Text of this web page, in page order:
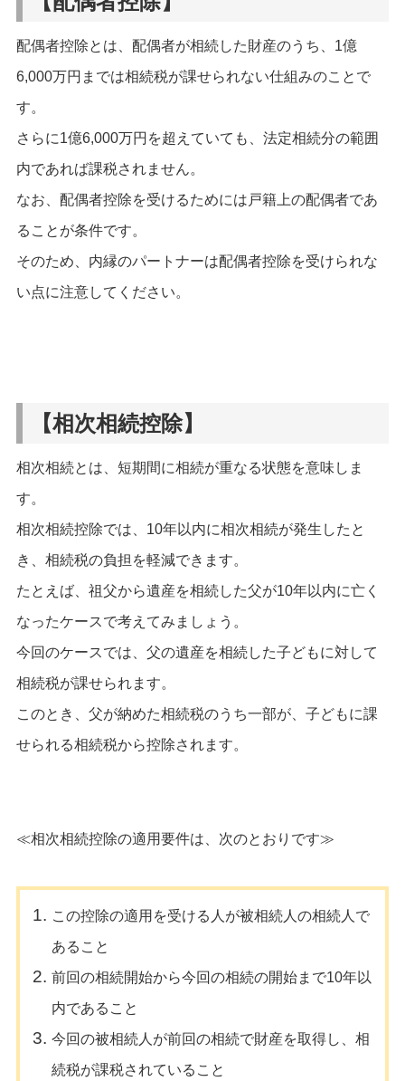
配偶者控除とは、配偶者が相続した財産のうち、1億
6,000万円までは相続税が課せられない仕組みのことで
す。
さらに1億6,000万円を超えていても、法定相続分の範囲
内であれば課税されません。
なお、配偶者控除を受けるためには戸籍上の配偶者であ
ることが条件です。
そのため、内縁のパートナーは配偶者控除を受けられな
い点に注意してください。
【相次相続控除】
相次相続とは、短期間に相続が重なる状態を意味しま
す。
相次相続控除では、10年以内に相次相続が発生したと
き、相続税の負担を軽減できます。
たとえば、祖父から遺産を相続した父が10年以内に亡く
なったケースで考えてみましょう。
今回のケースでは、父の遺産を相続した子どもに対して
相続税が課せられます。
このとき、父が納めた相続税のうち一部が、子どもに課
せられる相続税から控除されます。
≪相次相続控除の適用要件は、次のとおりです≫
この控除の適用を受ける人が被相続人の相続人で
あること
前回の相続開始から今回の相続の開始まで10年以
内であること
今回の被相続人が前回の相続で財産を取得し、相
続税が課税されていること